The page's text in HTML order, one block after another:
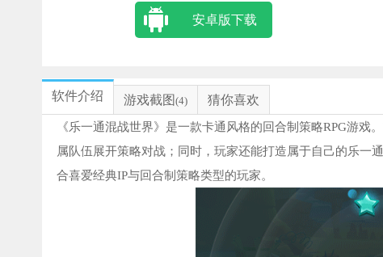
安卓版下载
软件介绍 游戏截图 (4) 猜你喜欢
《乐一通混战世界》是一款卡通风格的回合制策略RPG游
属队伍展开策略对战；同时，玩家还能打造属于自己的乐一
合喜爱经典IP与回合制策略类型的玩家。